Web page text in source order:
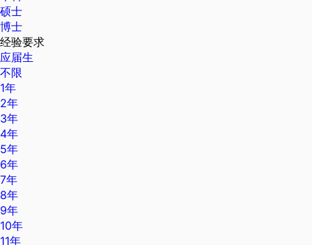
硕士
博士
经验要求
应届生
不限
1年
2年
3年
4年
5年
6年
7年
8年
9年
10年
11年